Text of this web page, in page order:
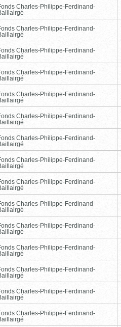
Charles-Philippe-Ferdinand-
Charles-Philippe-Ferdinand-
Charles-Philippe-Ferdinand-
Charles-Philippe-Ferdinand-
Charles-Philippe-Ferdinand-
Charles-Philippe-Ferdinand-
Charles-Philippe-Ferdinand-
Charles-Philippe-Ferdinand-
Charles-Philippe-Ferdinand-
Charles-Philippe-Ferdinand-
Charles-Philippe-Ferdinand-
Charles-Philippe-Ferdinand-
Charles-Philippe-Ferdinand-
Charles-Philippe-Ferdinand-
Charles-Philippe-Ferdinand-